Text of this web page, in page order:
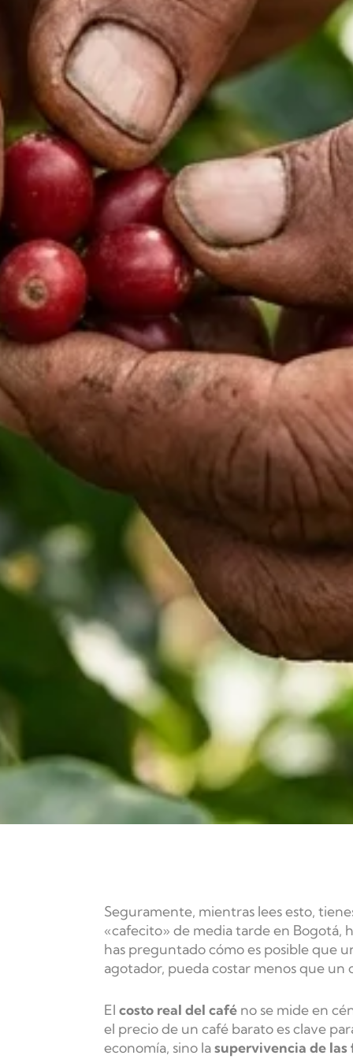
Seguramente, mientras lees esto,
«cafecito» de media tarde en Bogotá,
has preguntado cómo es posible que
agotador, pueda costar menos que un
El costo real del café no se mide en
el precio de un café barato es clave
economía, sino lasupervivencia de